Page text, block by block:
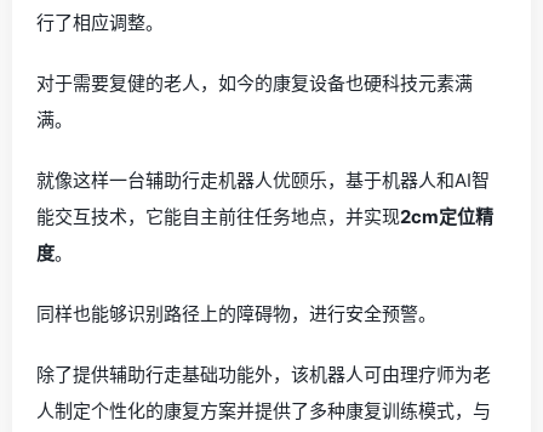
行了相应调整。
对于需要复健的老人，如今的康复设备也硬科技元素满
满。
就像这样一台辅助行走机器人优颐乐，基于机器人和AI智
能交互技术，它能自主前往任务地点，并实现2cm定位精
度。
同样也能够识别路径上的障碍物，进行安全预警。
除了提供辅助行走基础功能外，该机器人可由理疗师为老
人制定个性化的康复方案并提供了多种康复训练模式，与